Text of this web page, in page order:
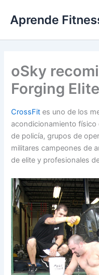
contenido
Aprende
oSky
Forging
CrossFit es uno de los
acondicionamiento físico
de policía, grupos de
militares campeones de
de elite y profesionales